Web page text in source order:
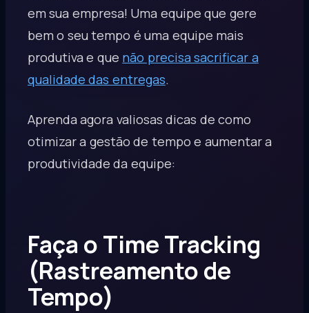
em sua empresa! Uma equipe que gere
bem o seu tempo é uma equipe mais
produtiva e que não precisa sacrificar a
qualidade das entregas.
Aprenda agora valiosas dicas de como
otimizar a gestão de tempo e aumentar a
produtividade da equipe:
Faça o Time Tracking
(Rastreamento de
Tempo)